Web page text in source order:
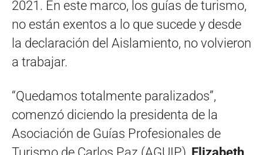
2021. En este marco, los guías de turismo,
no están exentos a lo que sucede y desde
la declaración del Aislamiento, no volvieron
a trabajar.
“Quedamos totalmente paralizados”,
comenzó diciendo la presidenta de la
Asociación de Guías Profesionales de